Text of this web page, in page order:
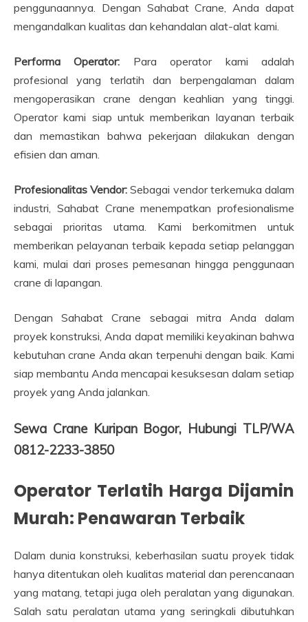
penggunaannya. Dengan Sahabat Crane, Anda dapat
mengandalkan kualitas dan kehandalan alat-alat kami.
Performa Operator: Para operator kami adalah
profesional yang terlatih dan berpengalaman dalam
mengoperasikan crane dengan keahlian yang tinggi.
Operator kami siap untuk memberikan layanan terbaik
dan memastikan bahwa pekerjaan dilakukan dengan
efisien dan aman.
Profesionalitas Vendor: Sebagai vendor terkemuka dalam
industri, Sahabat Crane menempatkan profesionalisme
sebagai prioritas utama. Kami berkomitmen untuk
memberikan pelayanan terbaik kepada setiap pelanggan
kami, mulai dari proses pemesanan hingga penggunaan
crane di lapangan.
Dengan Sahabat Crane sebagai mitra Anda dalam
proyek konstruksi, Anda dapat memiliki keyakinan bahwa
kebutuhan crane Anda akan terpenuhi dengan baik. Kami
siap membantu Anda mencapai kesuksesan dalam setiap
proyek yang Anda jalankan.
Sewa Crane Kuripan Bogor, Hubungi TLP/WA
0812-2233-3850
Operator Terlatih Harga Dijamin
Murah: Penawaran Terbaik
Dalam dunia konstruksi, keberhasilan suatu proyek tidak
hanya ditentukan oleh kualitas material dan perencanaan
yang matang, tetapi juga oleh peralatan yang digunakan.
Salah satu peralatan utama yang seringkali dibutuhkan